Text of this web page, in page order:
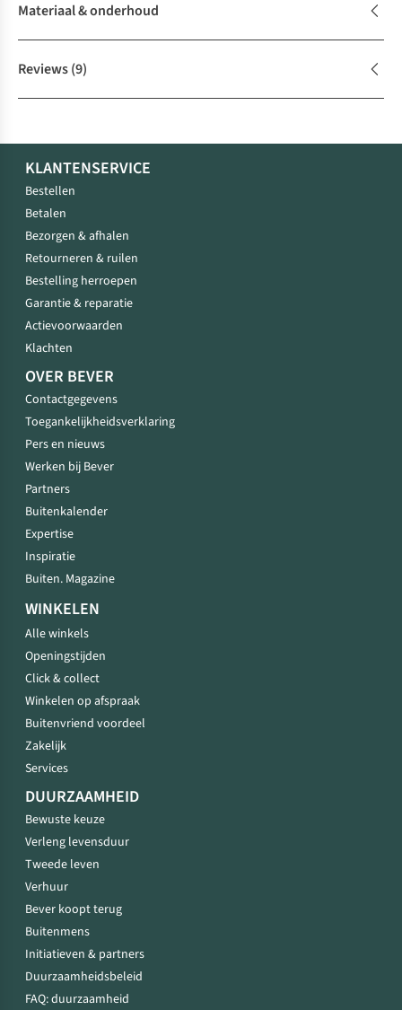
Materiaal & onderhoud
Reviews(9)
KLANTENSERVICE
Bestellen
Betalen
Bezorgen & afhalen
Retourneren & ruilen
Bestelling herroepen
Garantie & reparatie
Actievoorwaarden
Klachten
OVER BEVER
Contactgegevens
Toegankelijkheidsverklaring
Pers en nieuws
Werken bij Bever
Partners
Buitenkalender
Expertise
Inspiratie
Buiten. Magazine
WINKELEN
Alle winkels
Openingstijden
Click & collect
Winkelen op afspraak
Buitenvriend voordeel
Zakelijk
Services
DUURZAAMHEID
Bewuste keuze
Verleng levensduur
Tweede leven
Verhuur
Bever koopt terug
Buitenmens
Initiatieven & partners
Duurzaamheidsbeleid
FAQ: duurzaamheid